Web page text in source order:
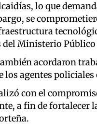
lo que
se
del Ministerio Público
acordaron
los agentes policiales
con el
a fin de fortalecer